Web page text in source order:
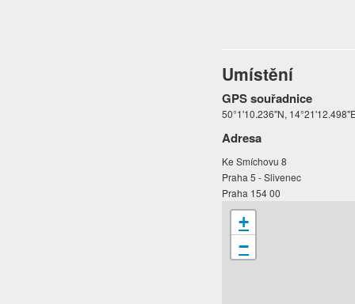
Umístění
GPS souřadnice
50°1'10.236"N,
Adresa
Ke Smíchovu 8
Praha 5 - Slivenec
Praha 154 00
+
−